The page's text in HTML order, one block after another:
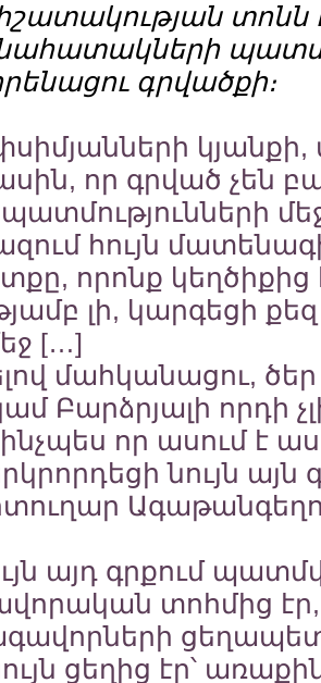
տոնն
նահատակների
գրվածքի։
որ գրված չեն
հույն
որոնք կեղծիքից
լի, կարգեցի
[…]
մահկանացու,
Բարձրյալի որդի
ինչպես որ ասում է
նույն այն
այդ գրքում
տոհմից
ցեղից էր՝